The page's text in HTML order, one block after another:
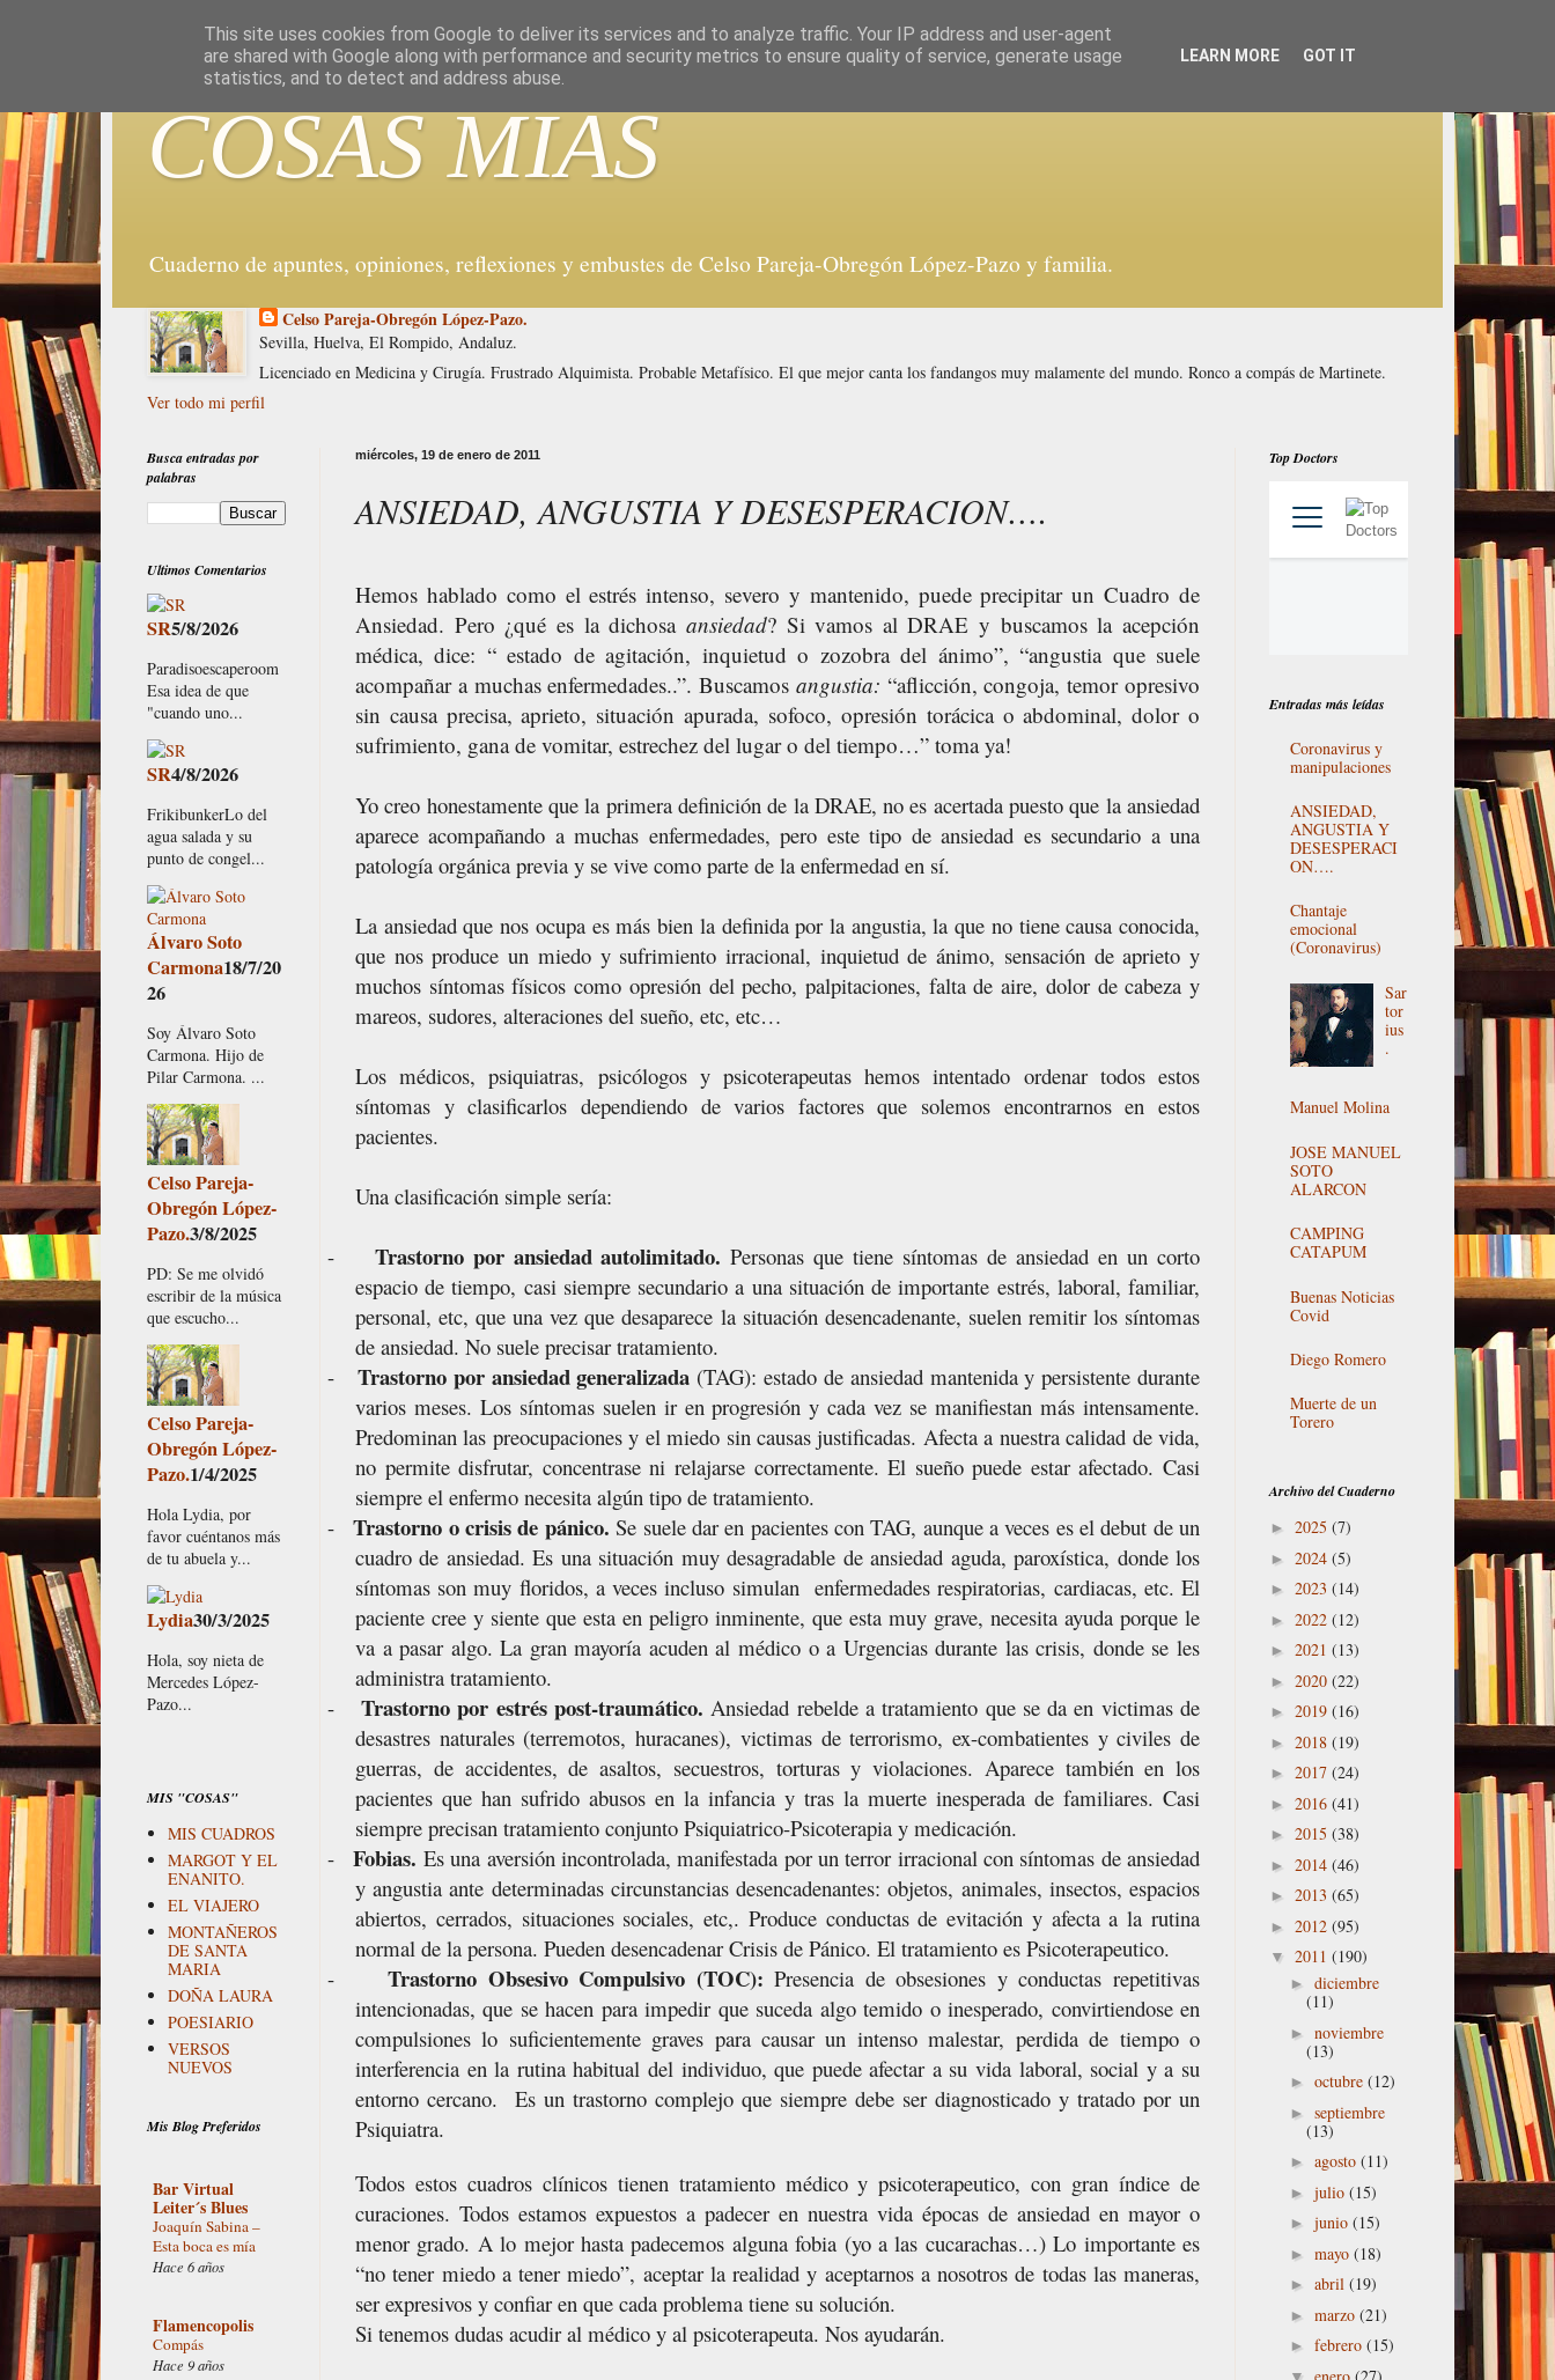
COSAS MIAS
Cuaderno de apuntes, opiniones, reflexiones y embustes de Celso Pareja-Obregón López-Pazo y familia.
Celso Pareja-Obregón López-Pazo.
Sevilla, Huelva, El Rompido, Andaluz.
Licenciado en Medicina y Cirugía. Frustrado Alquimista. Probable Metafísico. El que mejor canta los fandangos muy malamente del mundo. Ronco a compás de Martinete.
Ver todo mi perfil
miércoles, 19 de enero de 2011
ANSIEDAD, ANGUSTIA Y DESESPERACION….
Hemos hablado como el estrés intenso, severo y mantenido, puede precipitar un Cuadro de
Ansiedad. Pero ¿qué es la dichosa ansiedad? Si vamos al DRAE y buscamos la acepción
médica, dice: “ estado de agitación, inquietud o zozobra del ánimo”, “angustia que suele
acompañar a muchas enfermedades..”. Buscamos angustia: “aflicción, congoja, temor opresivo
sin causa precisa, aprieto, situación apurada, sofoco, opresión torácica o abdominal, dolor o
sufrimiento, gana de vomitar, estrechez del lugar o del tiempo…” toma ya!
Yo creo honestamente que la primera definición de la DRAE, no es acertada puesto que la ansiedad
aparece acompañando a muchas enfermedades, pero este tipo de ansiedad es secundario a una
patología orgánica previa y se vive como parte de la enfermedad en sí.
La ansiedad que nos ocupa es más bien la definida por la angustia, la que no tiene causa conocida,
que nos produce un miedo y sufrimiento irracional, inquietud de ánimo, sensación de aprieto y
muchos síntomas físicos como opresión del pecho, palpitaciones, falta de aire, dolor de cabeza y
mareos, sudores, alteraciones del sueño, etc, etc…
Los médicos, psiquiatras, psicólogos y psicoterapeutas hemos intentado ordenar todos estos
síntomas y clasificarlos dependiendo de varios factores que solemos encontrarnos en estos
pacientes.
Una clasificación simple sería:
- Trastorno por ansiedad autolimitado.Personas que tiene síntomas de ansiedad en un corto
espacio de tiempo, casi siempre secundario a una situación de importante estrés, laboral, familiar,
personal, etc, que una vez que desaparece la situación desencadenante, suelen remitir los síntomas
de ansiedad. No suele precisar tratamiento.
-
Trastorno por ansiedad generalizada (TAG): estado de ansiedad mantenida y persistente durante
varios meses. Los síntomas suelen ir en progresión y cada vez se manifiestan más intensamente.
Predominan las preocupaciones y el miedo sin causas justificadas. Afecta a nuestra calidad de vida,
no permite disfrutar, concentrase ni relajarse correctamente. El sueño puede estar afectado. Casi
siempre el enfermo necesita algún tipo de tratamiento.
-
Trastorno o crisis de pánico.Se suele dar en pacientes con TAG, aunque a veces es el debut de un
cuadro de ansiedad. Es una situación muy desagradable de ansiedad aguda, paroxística, donde los
síntomas son muy floridos, a veces incluso simulan enfermedades respiratorias, cardiacas, etc. El
paciente cree y siente que esta en peligro inminente, que esta muy grave, necesita ayuda porque le
va a pasar algo. La gran mayoría acuden al médico o a Urgencias durante las crisis, donde se les
administra tratamiento.
-
Trastorno por estrés post-traumático.Ansiedad rebelde a tratamiento que se da en victimas de
desastres naturales (terremotos, huracanes), victimas de terrorismo, ex-combatientes y civiles de
guerras, de accidentes, de asaltos, secuestros, torturas y violaciones. Aparece también en los
pacientes que han sufrido abusos en la infancia y tras la muerte inesperada de familiares. Casi
siempre precisan tratamiento conjunto Psiquiatrico-Psicoterapia y medicación.
-
Fobias. Es una aversión incontrolada, manifestada por un terror irracional con síntomas de ansiedad
y angustia ante determinadas circunstancias desencadenantes: objetos, animales, insectos, espacios
abiertos, cerrados, situaciones sociales, etc,. Produce conductas de evitación y afecta a la rutina
normal de la persona. Pueden desencadenar Crisis de Pánico. El tratamiento es Psicoterapeutico.
-
Trastorno Obsesivo Compulsivo (TOC):Presencia de obsesiones y conductas repetitivas
intencionadas, que se hacen para impedir que suceda algo temido o inesperado, convirtiendose en
compulsiones lo suficientemente graves para causar un intenso malestar, perdida de tiempo o
interferencia en la rutina habitual del individuo, que puede afectar a su vida laboral, social y a su
entorno cercano.
Es un trastorno complejo que siempre debe ser diagnosticado y tratado por un
Psiquiatra.
Todos estos cuadros clínicos tienen tratamiento médico y psicoterapeutico, con gran índice de
curaciones. Todos estamos expuestos a padecer en nuestra vida épocas de ansiedad en mayor o
menor grado. A lo mejor hasta padecemos alguna fobia (yo a las cucarachas…) Lo importante es
“no tener miedo a tener miedo”, aceptar la realidad y aceptarnos a nosotros de todas las maneras,
ser expresivos y confiar en que cada problema tiene su solución.
Si tenemos dudas acudir al médico y al psicoterapeuta. Nos ayudarán.
Busca entradas por
palabras
Ultimos Comentarios
SR5/8/2026
Paradisoescaperoom
Esa idea de que
"cuando uno...
SR4/8/2026
FrikibunkerLo del
agua salada y su
punto de congel...
Álvaro Soto
Carmona18/7/20
26
Soy Álvaro Soto
Carmona. Hijo de
Pilar Carmona. ...
Celso Pareja-
Obregón López-
Pazo.3/8/2025
PD: Se me olvidó
escribir de la música
que escucho...
Celso Pareja-
Obregón López-
Pazo.1/4/2025
Hola Lydia, por
favor cuéntanos más
de tu abuela y...
Lydia30/3/2025
Hola, soy nieta de
Mercedes López-
Pazo...
MIS "COSAS"
MIS CUADROS
MARGOT Y EL
ENANITO.
EL VIAJERO
MONTAÑEROS
DE SANTA
MARIA
DOÑA LAURA
POESIARIO
VERSOS
NUEVOS
Mis Blog Preferidos
Bar Virtual
Leiter´s Blues
Joaquín Sabina –
Esta boca es mía
Hace 6 años
Flamencopolis
Compás
Hace 9 años
Top Doctors
Entradas más leídas
Coronavirus y
manipulaciones
ANSIEDAD,
ANGUSTIA Y
DESESPERACI
ON….
Chantaje
emocional
(Coronavirus)
Sar
tor
ius
.
Manuel Molina
JOSE MANUEL
SOTO
ALARCON
CAMPING
CATAPUM
Buenas Noticias
Covid
Diego Romero
Muerte de un
Torero
Archivo del Cuaderno
► 2025 (7)
► 2024 (5)
► 2023 (14)
► 2022 (12)
► 2021 (13)
► 2020 (22)
► 2019 (16)
► 2018 (19)
► 2017 (24)
► 2016 (41)
► 2015 (38)
► 2014 (46)
► 2013 (65)
► 2012 (95)
▼ 2011 (190)
► diciembre
(11)
► noviembre
(13)
► octubre (12)
► septiembre
(13)
► agosto (11)
► julio (15)
► junio (15)
► mayo (18)
► abril (19)
► marzo (21)
► febrero (15)
This site uses cookies from Google to deliver its services and to analyze traffic. Your IP address and user-agent
are shared with Google along with performance and security metrics to ensure quality of service, generate usage
statistics, and to detect and address abuse.
LEARN MORE GOT IT